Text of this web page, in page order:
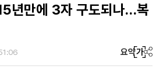
년만에 3자 구도되나…복
요약가